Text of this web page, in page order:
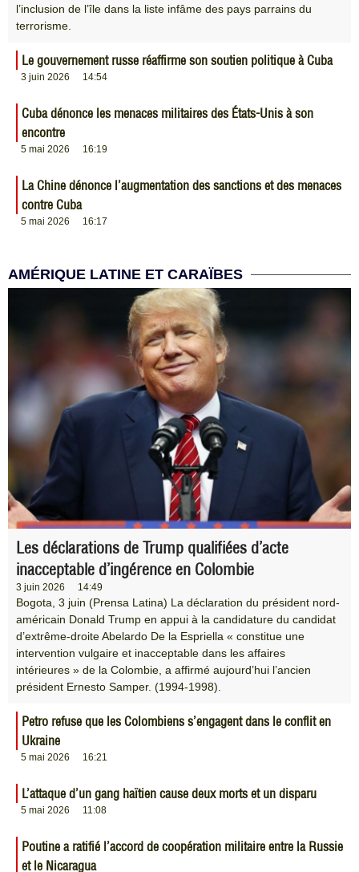
l’inclusion de l’île dans la liste infâme des pays parrains du
terrorisme.
Le gouvernement russe réaffirme son soutien politique à Cuba
3 juin 2026 14:54
Cuba dénonce les menaces militaires des États-Unis à son
encontre
5 mai 2026 16:19
La Chine dénonce l’augmentation des sanctions et des menaces
contre Cuba
5 mai 2026 16:17
AMÉRIQUE LATINE ET CARAÏBES
Les déclarations de Trump qualifiées d’acte
inacceptable d’ingérence en Colombie
3 juin 2026 14:49
Bogota, 3 juin (Prensa Latina) La déclaration du président nord-
américain Donald Trump en appui à la candidature du candidat
d’extrême-droite Abelardo De la Espriella « constitue une
intervention vulgaire et inacceptable dans les affaires
intérieures » de la Colombie, a affirmé aujourd’hui l’ancien
président Ernesto Samper. (1994-1998).
Petro refuse que les Colombiens s’engagent dans le conflit en
Ukraine
5 mai 2026 16:21
L’attaque d’un gang haïtien cause deux morts et un disparu
5 mai 2026 11:08
Poutine a ratifié l’accord de coopération militaire entre la Russie
et le Nicaragua